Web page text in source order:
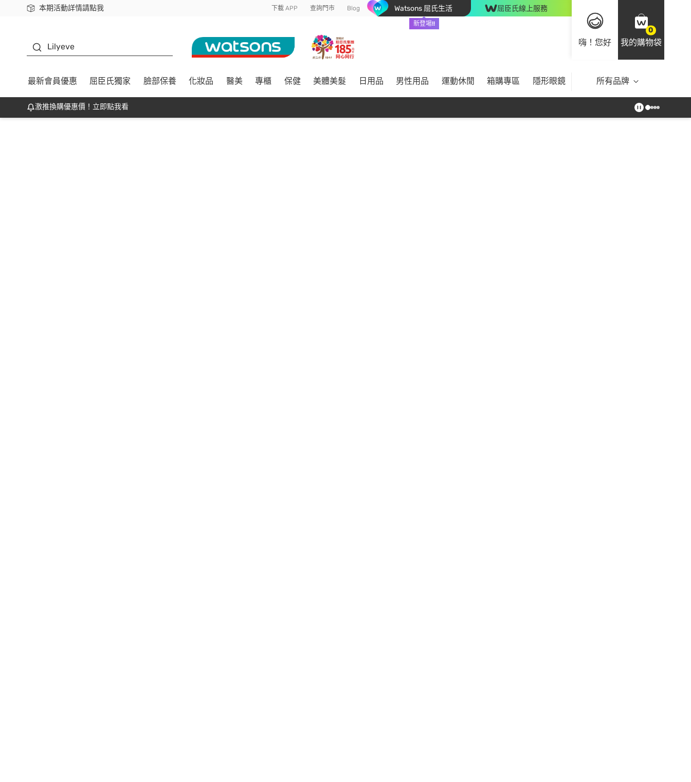
本期活動詳情請點我
下載app最高回饋$350 下載 APP 查詢門市 Blog Watsons 屈氏生活
新登場!!
屈臣氏線上服務
嗨！您好
0
我的購物袋
Lilyeve
最新會員優惠 屈臣氏獨家 臉部保養 化妝品 醫美 專櫃 保健 美體美髮 日用品 男性用品 運動休閒 箱購專區 隱形眼鏡 所有品牌
激推換購優惠價！立即點我看